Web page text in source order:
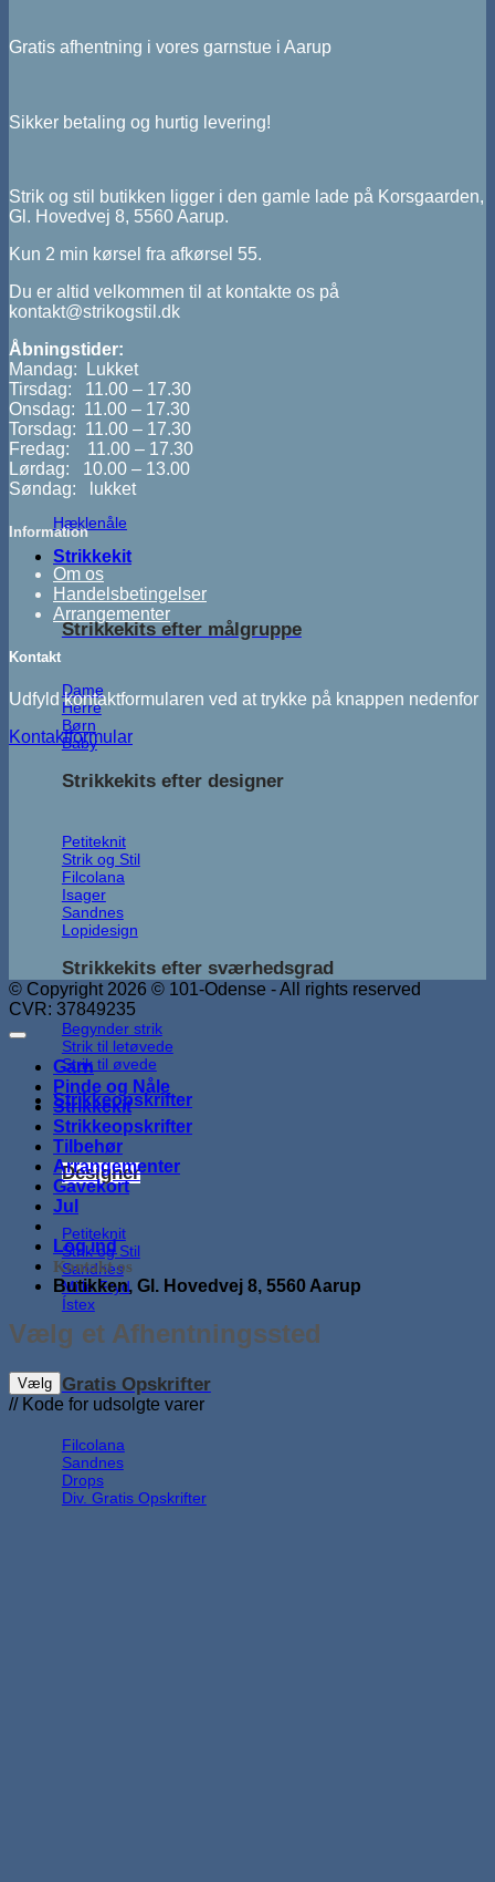
Hæklenåle
Strikkekit
Strikkekits efter målgruppe
Dame
Herre
Børn
Baby
Strikkekits efter designer
Petiteknit
Strik og Stil
Filcolana
Isager
Sandnes
Lopidesign
Strikkekits efter sværhedsgrad
Begynder strik
Strik til letøvede
Strik til øvede
Strikkeopskrifter
Designer
Petiteknit
Strik og Stil
Sandnes
Mille Fryd
Ístex
Gratis Opskrifter
Filcolana
Sandnes
Drops
Div. Gratis Opskrifter
Gratis afhentning i vores garnstue i Aarup
Sikker betaling og hurtig levering!
Strik og stil butikken ligger i den gamle lade på Korsgaarden,
Gl. Hovedvej 8, 5560 Aarup.
Kun 2 min kørsel fra afkørsel 55.
Du er altid velkommen til at kontakte os på
kontakt@strikogstil.dk
Åbningstider:
Mandag: Lukket
Tirsdag: 11.00 – 17.30
Onsdag: 11.00 – 17.30
Torsdag: 11.00 – 17.30
Fredag: 11.00 – 17.30
Lørdag: 10.00 – 13.00
Søndag: lukket
Information
Om os
Handelsbetingelser
Arrangementer
Kontakt
Udfyld kontaktformularen ved at trykke på knappen nedenfor
Kontaktformular
© Copyright 2026 © 101-Odense - All rights reserved
CVR: 37849235
Garn
Pinde og Nåle
Strikkekit
Strikkeopskrifter
Tilbehør
Arrangementer
Gavekort
Jul
Log ind
Kontakt os
Butikken, Gl. Hovedvej 8, 5560 Aarup
Vælg et Afhentningssted
Vælg
// Kode for udsolgte varer